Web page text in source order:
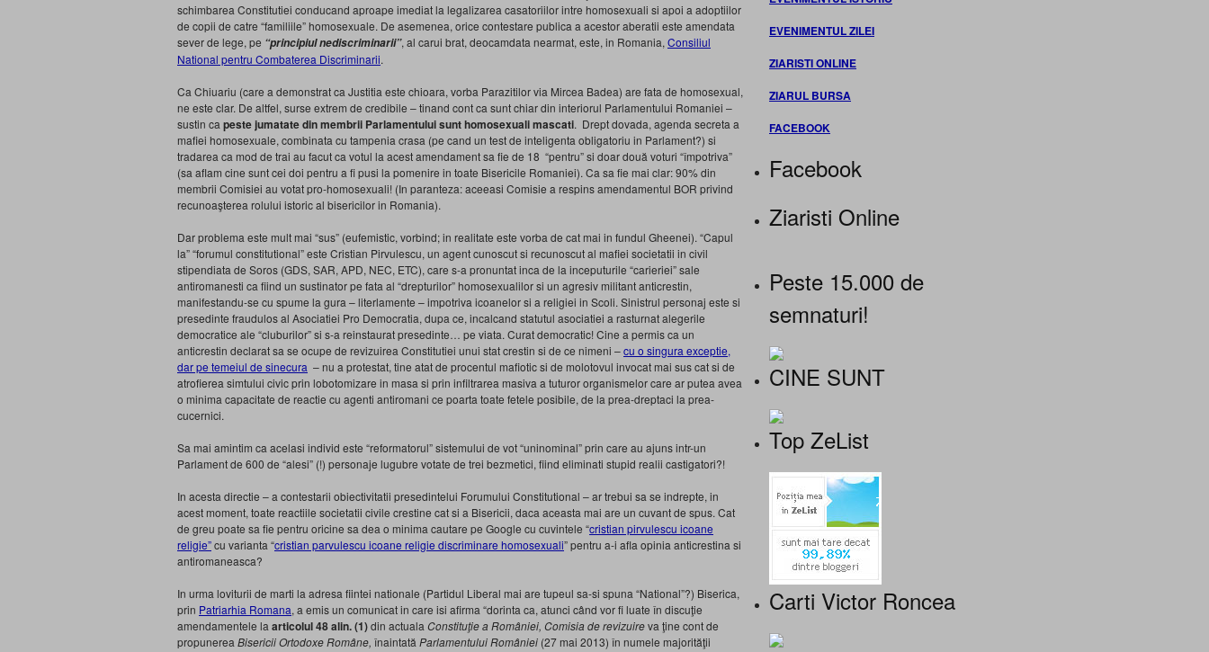
schimbarea Constitutiei conducand aproape imediat la legalizarea casatoriilor intre homosexuali si apoi a adoptiilor
de copii de catre “familiile” homosexuale. De asemenea, orice contestare publica a acestor aberatii este amendata
sever de lege, pe “principiul nediscriminarii”, al carui brat, deocamdata nearmat, este, in Romania, Consiliul
National pentru Combaterea Discriminarii.
Ca Chiuariu (care a demonstrat ca Justitia este chioara, vorba Parazitilor via Mircea Badea) are fata de homosexual,
ne este clar. De altfel, surse extrem de credibile – tinand cont ca sunt chiar din interiorul Parlamentului Romaniei –
sustin ca peste jumatate din membrii Parlamentului sunt homosexuali mascati. Drept dovada, agenda secreta a
mafiei homosexuale, combinata cu tampenia crasa (pe cand un test de inteligenta obligatoriu in Parlament?) si
tradarea ca mod de trai au facut ca votul la acest amendament sa fie de 18 “pentru” si doar două voturi “împotriva”
(sa aflam cine sunt cei doi pentru a fi pusi la pomenire in toate Bisericile Romaniei). Ca sa fie mai clar: 90% din
membrii Comisiei au votat pro-homosexuali! (In paranteza: aceeasi Comisie a respins amendamentul BOR privind
recunoaşterea rolului istoric al bisericilor in Romania).
Dar problema este mult mai “sus” (eufemistic, vorbind; in realitate este vorba de cat mai in fundul Gheenei). “Capul
la” “forumul constitutional” este Cristian Pirvulescu, un agent cunoscut si recunoscut al mafiei societatii in civil
stipendiata de Soros (GDS, SAR, APD, NEC, ETC), care s-a pronuntat inca de la inceputurile “carieriei” sale
antiromanesti ca fiind un sustinator pe fata al “drepturilor” homosexualilor si un agresiv militant anticrestin,
manifestandu-se cu spume la gura – literlamente – impotriva icoanelor si a religiei in Scoli. Sinistrul personaj este si
presedinte fraudulos al Asociatiei Pro Democratia, dupa ce, incalcand statutul asociatiei a rasturnat alegerile
democratice ale “cluburilor” si s-a reinstaurat presedinte… pe viata. Curat democratic! Cine a permis ca un
anticrestin declarat sa se ocupe de revizuirea Constitutiei unui stat crestin si de ce nimeni –cu o singura exceptie,
dar pe temeiul de sinecura – nu a protestat, tine atat de procentul mafiotic si de molotovul invocat mai sus cat si de
atrofierea simtului civic prin lobotomizare in masa si prin infiltrarea masiva a tuturor organismelor care ar putea avea
o minima capacitate de reactie cu agenti antiromani ce poarta toate fetele posibile, de la prea-dreptaci la prea-
cucernici.
Sa mai amintim ca acelasi individ este “reformatorul” sistemului de vot “uninominal” prin care au ajuns intr-un
Parlament de 600 de “alesi” (!) personaje lugubre votate de trei bezmetici, fiind eliminati stupid realii castigatori?!
In acesta directie – a contestarii obiectivitatii presedintelui Forumului Constitutional – ar trebui sa se indrepte, in
acest moment, toate reactiile societatii civile crestine cat si a Bisericii, daca aceasta mai are un cuvant de spus. Cat
de greu poate sa fie pentru oricine sa dea o minima cautare pe Google cu cuvintele “cristian pirvulescu icoane
religie”cu varianta “cristian parvulescu icoane religie discriminare homosexuali” pentru a-i afla opinia anticrestina si
antiromaneasca?
In urma loviturii de marti la adresa fiintei nationale (Partidul Liberal mai are tupeul sa-si spuna “National”?) Biserica,
prin Patriarhia Romana, a emis un comunicat in care isi afirma “dorinta ca, atunci când vor fi luate în discuţie
amendamentele la articolul 48 alin. (1)din actuala Constituţie a României, Comisia de revizuireva ţine cont de
propunerea Bisericii Ortodoxe Române, înaintată Parlamentului României (27 mai 2013) în numele majorităţii
EVENIMENTUL ZILEI
ZIARISTI ONLINE
ZIARUL BURSA
FACEBOOK
Facebook
Ziaristi Online
Peste 15.000 de
semnaturi!
CINE SUNT
Top ZeList
Carti Victor Roncea